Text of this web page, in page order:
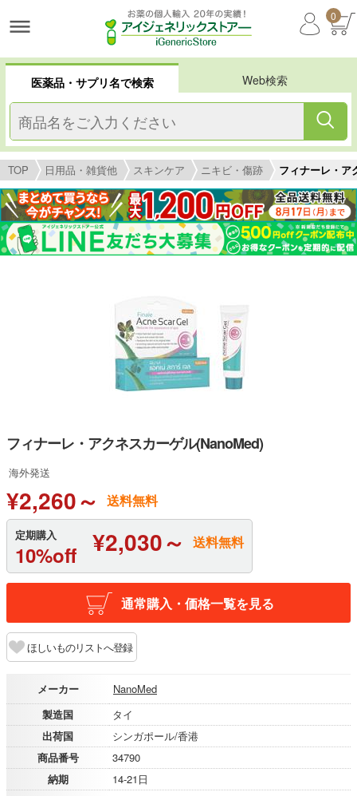
0
医薬品・サプリ名で検索 Web検索
TOP 日用品・雑貨他 スキンケア ニキビ・傷跡 フィナーレ・ア
フィナーレ・アクネスカーゲル(NanoMed)
海外発送
¥2,260～ 送料無料
定期購入
10%off ¥2,030～ 送料無料
通常購入・価格一覧を見る
ほしいものリストへ登録
メーカー
NanoMed
製造国
タイ
出荷国
シンガポール/香港
商品番号
34790
納期
14-21日